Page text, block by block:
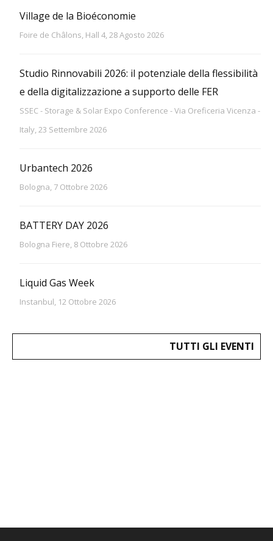
Village de la Bioéconomie
Foire de Châlons, Hall 4, 28 Agosto 2026
Studio Rinnovabili 2026: il potenziale della flessibilità
e della digitalizzazione a supporto delle FER
SSEC - Storage & Solar Expo Conference - Via Oreficeria Vicenza -
Italy, 23 Settembre 2026
Urbantech 2026
Bologna, 7 Ottobre 2026
BATTERY DAY 2026
Bologna Fiere, 8 Ottobre 2026
Liquid Gas Week
Instanbul, 12 Ottobre 2026
TUTTI GLI EVENTI